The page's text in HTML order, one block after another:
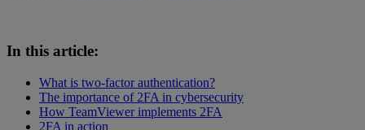
In this article:
What is two-factor authentication?
The importance of 2FA in cybersecurity
How TeamViewer implements 2FA
2FA in action